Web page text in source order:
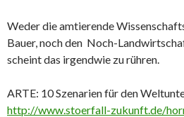
Weder die amtierende
Bauer, noch den Noch-
scheint das irgendwie zu rühren.
ARTE: 10 Szenarien für den
http://www.stoerfall-zukunft.de/